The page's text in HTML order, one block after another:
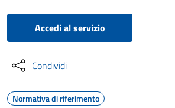
Accedi al servizio
Condividi
Normativa di riferimento